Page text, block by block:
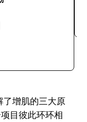
price
了增肌的三大原
目彼此环环相